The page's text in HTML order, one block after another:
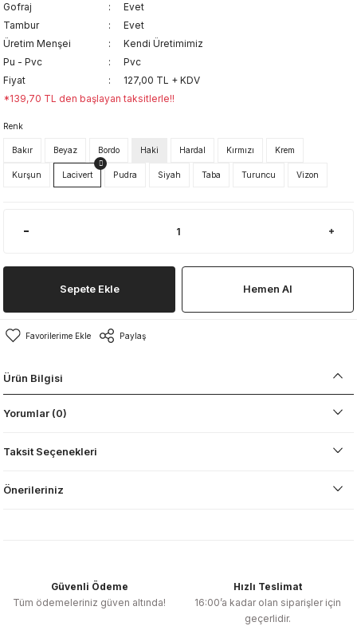
Gofraj
Evet
Tambur
Evet
Üretim Menşei
Kendi Üretimimiz
Pu - Pvc
Pvc
Fiyat
127,00 TL + KDV
*139,70 TL den başlayan taksitlerle!!
Renk
Bakır Beyaz Bordo Haki Hardal Kırmızı Krem
Kurşun Lacivert Pudra Siyah Taba Turuncu Vizon
Sepete Ekle Hemen Al
Paylaş
Ürün Bilgisi
Yorumlar (0)
Taksit Seçenekleri
Önerileriniz
Güvenli Ödeme
Tüm ödemeleriniz güven altında!
Hızlı Teslimat
16:00’a kadar olan siparişler için
geçerlidir.